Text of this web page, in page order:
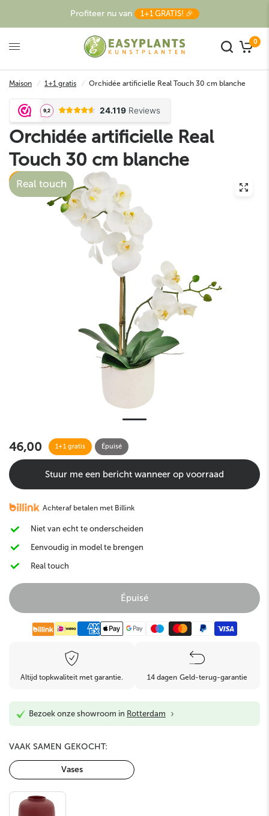
Profiteer nu van 1+1 GRATIS! 🎉
0
Maison / 1+1 gratis / Orchidée artificielle Real Touch 30 cm blanche
Orchidée artificielle Real
Touch 30 cm blanche
Real touch
1+1 gratis
46,00 1+1 gratis Épuisé
Stuur me een bericht wanneer op voorraad
Achteraf betalen met Billink
Niet van echt te onderscheiden
Eenvoudig in model te brengen
Real touch
Épuisé
Altijd topkwaliteit met garantie. 14 dagen Geld-terug-garantie
Bezoek onze showroom in Rotterdam ›
VAAK SAMEN GEKOCHT:
Vases